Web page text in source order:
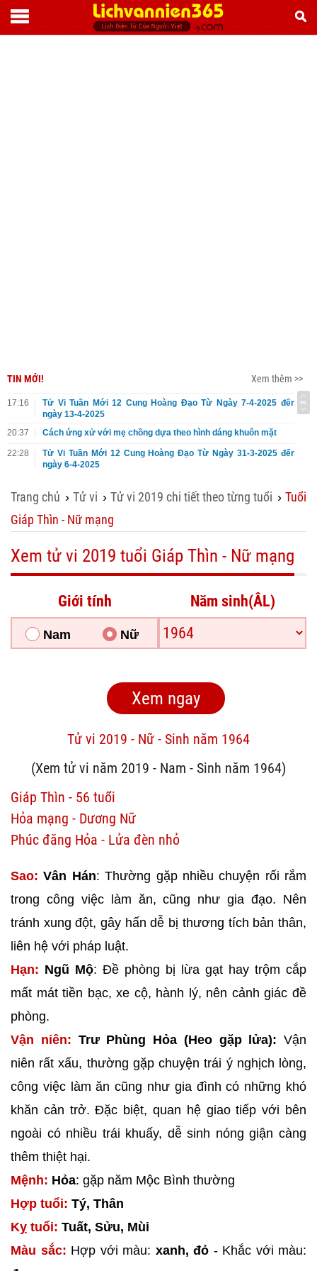
TIN MỚI! Xem thêm >>
17:16
Tử Vi Tuần Mới 12 Cung Hoàng Đạo Từ Ngày 7-4-2025 đến
ngày 13-4-2025
20:37
Cách ứng xử với mẹ chồng dựa theo hình dáng khuôn mặt
22:28
Tử Vi Tuần Mới 12 Cung Hoàng Đạo Từ Ngày 31-3-2025 đến
ngày 6-4-2025
Trang chủ › Tử vi › Tử vi 2019 chi tiết theo từng tuổi › Tuổi
Giáp Thìn - Nữ mạng
Xem tử vi 2019 tuổi Giáp Thìn - Nữ mạng
Giới tính
Nam Nữ
Năm sinh(ÂL)
Tử vi 2019 - Nữ - Sinh năm 1964
(Xem tử vi năm 2019 - Nam - Sinh năm 1964)
Giáp Thìn - 56 tuổi
Hỏa mạng - Dương Nữ
Phúc đăng Hỏa - Lửa đèn nhỏ
Sao: Vân Hán: Thường gặp nhiều chuyện rối rắm
trong công việc làm ăn, cũng như gia đạo. Nên
tránh xung đột, gây hấn dễ bị thương tích bản thân,
liên hệ với pháp luật.
Hạn: Ngũ Mộ: Đề phòng bị lừa gạt hay trộm cắp
mất mát tiền bạc, xe cộ, hành lý, nên cảnh giác đề
phòng.
Vận niên: Trư Phùng Hỏa (Heo gặp lửa): Vận
niên rất xấu, thường gặp chuyện trái ý nghịch lòng,
công việc làm ăn cũng như gia đình có những khó
khăn cản trở. Đặc biệt, quan hệ giao tiếp với bên
ngoài có nhiều trái khuấy, dễ sinh nóng giận càng
thêm thiệt hại.
Mệnh: Hỏa: gặp năm Mộc Bình thường
Hợp tuổi: Tý, Thân
Kỵ tuổi: Tuất, Sửu, Mùi
Màu sắc: Hợp với màu: xanh, đỏ - Khắc với màu: